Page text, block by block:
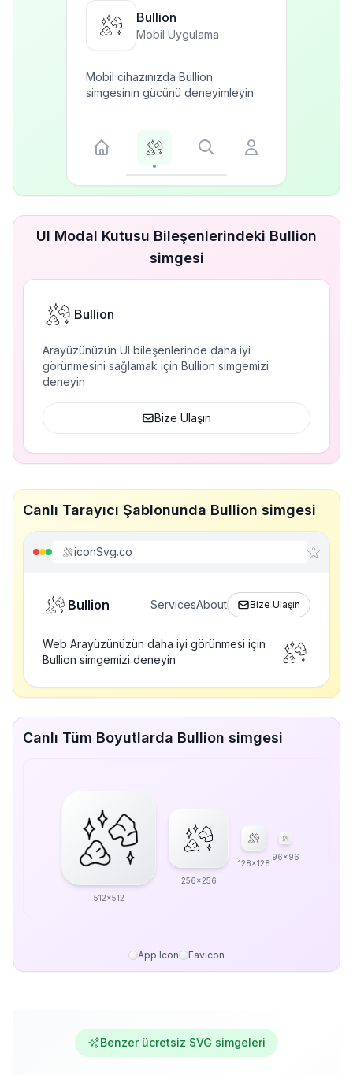
Bullion
Mobil Uygulama
Mobil cihazınızda Bullion
simgesinin gücünü deneyimleyin
UI Modal Kutusu Bileşenlerindeki Bullion
simgesi
Bullion
Arayüzünüzün UI bileşenlerinde daha iyi
görünmesini sağlamak için Bullion simgemizi
deneyin
Bize Ulaşın
Canlı Tarayıcı Şablonunda Bullion simgesi
iconSvg.co
Bullion ServicesAbout Bize Ulaşın
Web Arayüzünüzün daha iyi görünmesi için
Bullion simgemizi deneyin
Canlı Tüm Boyutlarda Bullion simgesi
512x512
256x256
128x128
96x96
App Icon Favicon
Benzer ücretsiz SVG simgeleri